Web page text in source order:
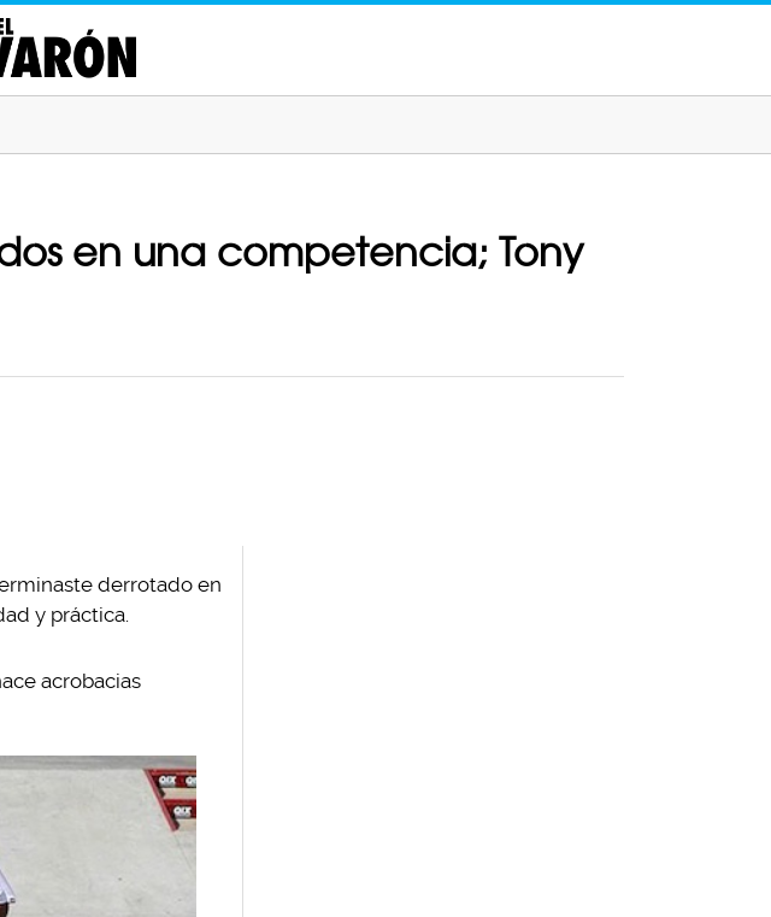
en una competencia; Tony
derrotado en
y práctica.
acrobacias